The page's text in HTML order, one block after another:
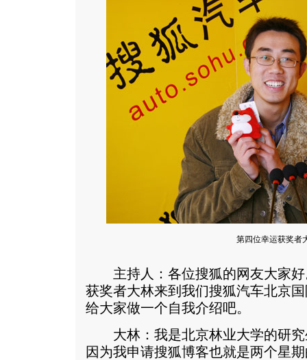
第四位幸运获奖者
主持人：各位搜狐的网友大家好
获奖者大林来到我们搜狐汽车北京
给大家做一个自我介绍吧。
大林：我是北京林业大学的研究
因为我申请搜狐博客也就是两个星